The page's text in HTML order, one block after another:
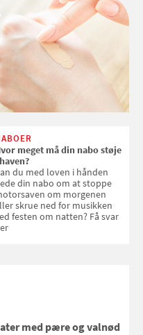
meget må din nabo støje
du med loven i hånden
din nabo om at stoppe
om morgenen
skrue ned for musikken
festen om natten? Få svar
med pære og valnød